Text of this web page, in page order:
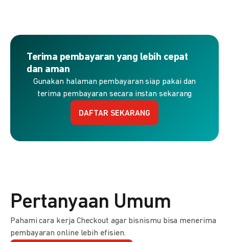
Terima pembayaran yang lebih cepat
dan aman
Gunakan halaman pembayaran siap pakai dan
terima pembayaran secara instan sekarang
DAFTAR SEKARANG
Pertanyaan Umum
Pahami cara kerja Checkout agar bisnismu bisa menerima
pembayaran online lebih efisien.